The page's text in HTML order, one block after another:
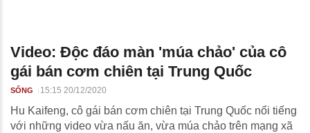
Video: Độc đáo màn 'múa chảo' của cô
gái bán cơm chiên tại Trung Quốc
SỐNG 15:15 20/12/2020
Hu Kaifeng, cô gái bán cơm chiên tại Trung Quốc nổi tiếng
với những video vừa nấu ăn, vừa múa chảo trên mạng xã